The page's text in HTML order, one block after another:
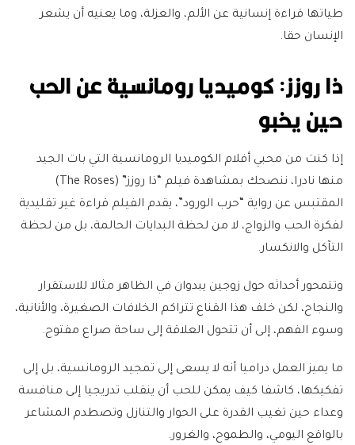
طياتها قراءة إنسانية عن الألم، والعزلة، وما يعنيه أن يشعر
الإنسان حقا.
ذا روزز: كوميديا رومانسية عن الحب
حين يخبو
إذا كنت من محبي أفلام الكوميديا الرومانسية التي بات الجيد
منها نادرا، ننصحك بمشاهدة فيلم “ذا روزز” (The Roses)
المقتبس عن رواية “حرب الورود”، يقدم الفيلم قراءة غير تقليدية
لفكرة الحب والزواج، لا من لحظة البدايات الحالمة، بل من لحظة
التآكل والانكسار.
وتتمحور أحداثه حول زوجين يبدوان في الظاهر مثالا للاستقرار
والنجاح، لكن خلف هذا القناع تتراكم الخلافات الصغيرة، والأنانية،
وسوء الفهم، إلى أن تتحول العلاقة إلى ساحة صراع مفتوح.
ما يميز العمل دراميا أنه لا يسعى إلى تمجيد الرومانسية، بل إلى
تفكيكها، كاشفا كيف يمكن للحب أن ينقلب تدريجيا إلى منافسة
وعداء حين تغيب القدرة على الحوار والتنازل وتصطدم المشاعر
بالواقع اليومي، والطموح، والغرور.